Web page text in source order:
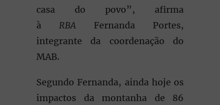
casa do povo”, afirma
à RBA Fernanda Portes,
integrante da coordenação do
MAB.
Segundo Fernanda, ainda hoje os
impactos da montanha de 86